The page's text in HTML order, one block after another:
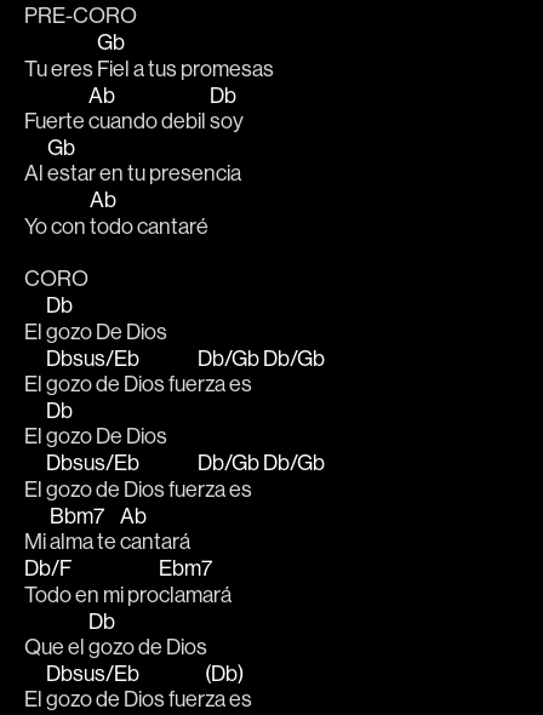
PRE-CORO
Tu eres
Gb
Fiel a tus promesas
Fuerte
Ab
cuando debil
Db
soy
Al
Gb
estar en tu presencia
Yo con
Ab
todo cantaré
CORO
El
Db
gozo De Dios
El
Dbsus/Eb
gozo de Dios fue
Db/Gb
rza es
Db/Gb
El
Db
gozo De Dios
El
Dbsus/Eb
gozo de Dios fue
Db/Gb
rza es
Db/Gb
Mi
Bbm7
alma te
Ab
cantará
Db/F
Todo en mi pro
Ebm7
clamará
Que el
Db
gozo de Dios
El
Dbsus/Eb
gozo de Dios fuer
(Db)
za es